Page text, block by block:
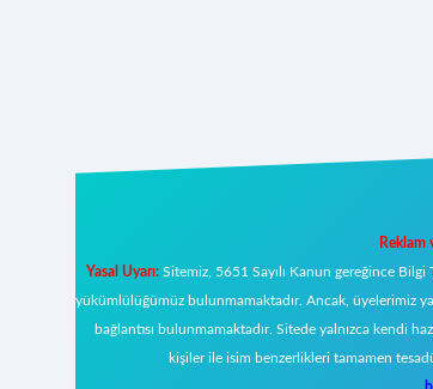
Reklam
Yasal Uyarı:Sitemiz, 5651 Sayılı Kanun gereğince
yükümlülüğümüz bulunmamaktadır. Ancak, üyelerimiz
bağlantısı bulunmamaktadır. Sitede yalnızca kendi
kişiler ile isim benzerlikleri tamamen